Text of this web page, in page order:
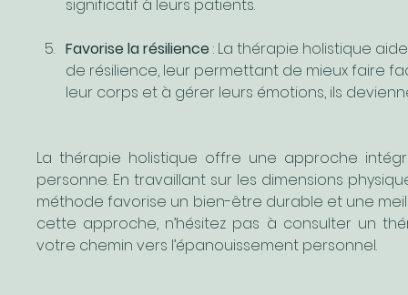
significatif à leurs patients.
Favorise la résilience : La thérapie holistique
de résilience, leur permettant de mieux faire
leur corps et à gérer leurs émotions, ils
La thérapie holistique offre une approche
personne. En travaillant sur les dimensions
méthode favorise un bien-être durable et une
cette approche, n’hésitez pas à consulter un
votre chemin vers l’épanouissement personnel.